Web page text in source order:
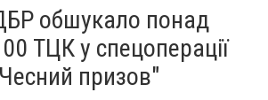
обшукало понад
ТЦК у спецоперації
призов"